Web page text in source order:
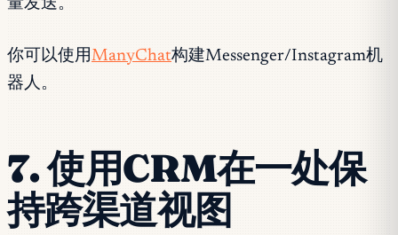
量发送。
你可以使用ManyChat构建Messenger/Instagram机
器人。
7. 使用CRM在一处保
持跨渠道视图